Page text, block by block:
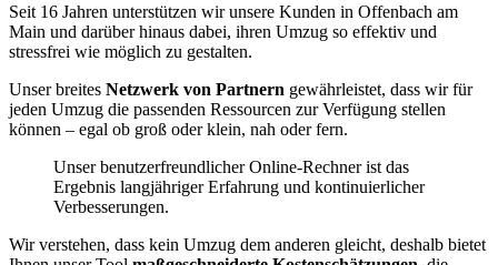
Seit 16 Jahren unterstützen wir unsere Kunden in Offenbach am
Main und darüber hinaus dabei, ihren Umzug so effektiv und
stressfrei wie möglich zu gestalten.
Unser breites Netzwerk von Partnern gewährleistet, dass wir für
jeden Umzug die passenden Ressourcen zur Verfügung stellen
können – egal ob groß oder klein, nah oder fern.
Unser benutzerfreundlicher Online-Rechner ist das
Ergebnis langjähriger Erfahrung und kontinuierlicher
Verbesserungen.
Wir verstehen, dass kein Umzug dem anderen gleicht, deshalb bietet